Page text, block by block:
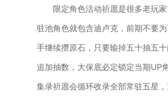
限定角色活动祈愿是很多老玩
驻池角色就包含迪卢克，前期不要
手继续攒原石，只要输掉五十抽五
追加抽数，大保底必定锁定当期UP
集录祈愿会循环收录全部常驻五星